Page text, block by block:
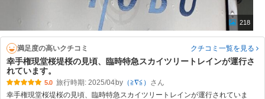
218
満足度の高いクチコミ クチコミ一覧を見る
幸手権現堂桜堤桜の見頃、臨時特急スカイツリートレインが運行さ
れています。
5.0 旅行時期: 2025/04by（≧∇≦）
幸手権現堂桜堤桜の見頃、臨時特急スカイツリートレインが運行されていま